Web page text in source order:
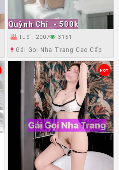
Quỳnh Chi - 500k
Tuổi: 2007 3151
Gái Gọi Nha Trang Cao Cấp
HOT